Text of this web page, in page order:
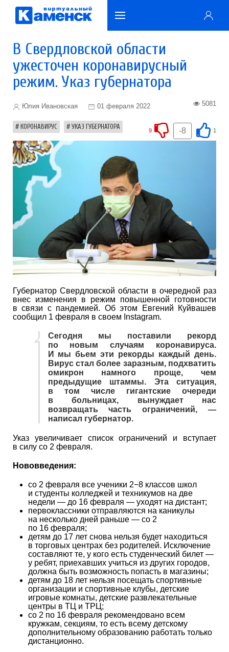
В Свердловской области
ужесточен коронавирусный
режим. Указ губернатора
Юлия Ивановская 01 февраля 2022 5081
КОРОНАВИРУС УКАЗ ГУБЕРНАТОРА 1
-8
9
Губернатор Свердловской области в очередной раз
внес изменения в режим повышенной готовности
в связи с пандемией. Об этом Евгений Куйвашев
сообщил 1 февраля в своем Instagram.
Сегодня мы поставили рекорд
по новым случаям коронавируса.
И мы бьем эти рекорды каждый день.
Вирус стал более заразным, подхватить
омикрон намного проще, чем
предыдущие штаммы. Эта ситуация,
в том числе гигантские очереди
в больницах, вынуждает нас
возвращать часть ограничений, —
написал губернатор.
Указ увеличивает список ограничений и вступает
в силу со 2 февраля.
Нововведения:
со 2 февраля все ученики 2−8 классов школ
и студенты колледжей и техникумов на две
недели — до 16 февраля — уходят на дистант;
первоклассники отправляются на каникулы
на несколько дней раньше — со 2
по 16 февраля;
детям до 17 лет снова нельзя будет находиться
в торговых центрах без родителей. Исключение
составляют те, у кого есть студенческий билет —
у ребят, приехавших учиться из других городов,
должна быть возможность попасть в магазины;
детям до 18 лет нельзя посещать спортивные
организации и спортивные клубы, детские
игровые комнаты, детские развлекательные
центры в ТЦ и ТРЦ;
со 2 по 16 февраля рекомендовано всем
кружкам, секциям, то есть всему детскому
дополнительному образованию работать только
дистанционно.